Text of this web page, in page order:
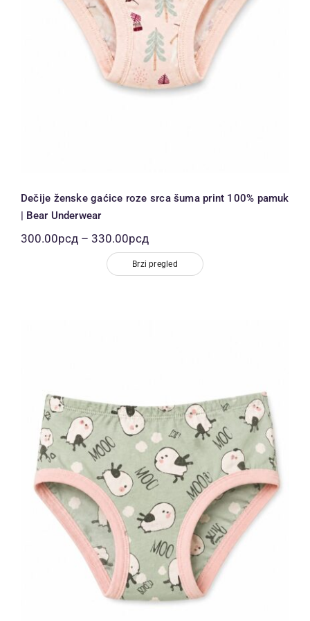
Dečije ženske gaćice roze srca šuma print 100% pamuk
| Bear Underwear
300.00рсд – 330.00рсдРаспон
цена:
од
300.00рсд
Brzi pregled
Dečije ženske gaćice Moo print 100%
pamuk | Bear Underwear